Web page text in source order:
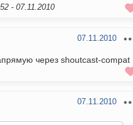
- 07.11.2010
07.11.2010
через shoutcast-compat
07.11.2010